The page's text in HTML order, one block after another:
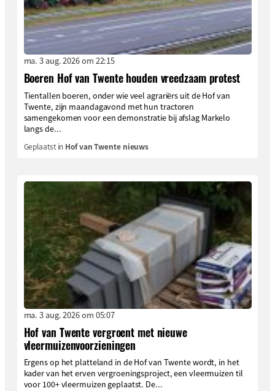
ma. 3 aug. 2026 om 22:15
Boeren Hof van Twente houden vreedzaam protest
Tientallen boeren, onder wie veel agrariërs uit de Hof van
Twente, zijn maandagavond met hun tractoren
samengekomen voor een demonstratie bij afslag Markelo
langs de...
Geplaatst in Hof van Twente nieuws
ma. 3 aug. 2026 om 05:07
Hof van Twente vergroent met nieuwe
vleermuizenvoorzieningen
Ergens op het platteland in de Hof van Twente wordt, in het
kader van het erven vergroeningsproject, een vleermuizen til
voor 100+ vleermuizen geplaatst. De...